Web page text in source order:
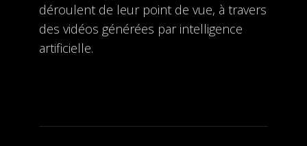
déroulent de leur point de vue, à travers
des vidéos générées par intelligence
artificielle.